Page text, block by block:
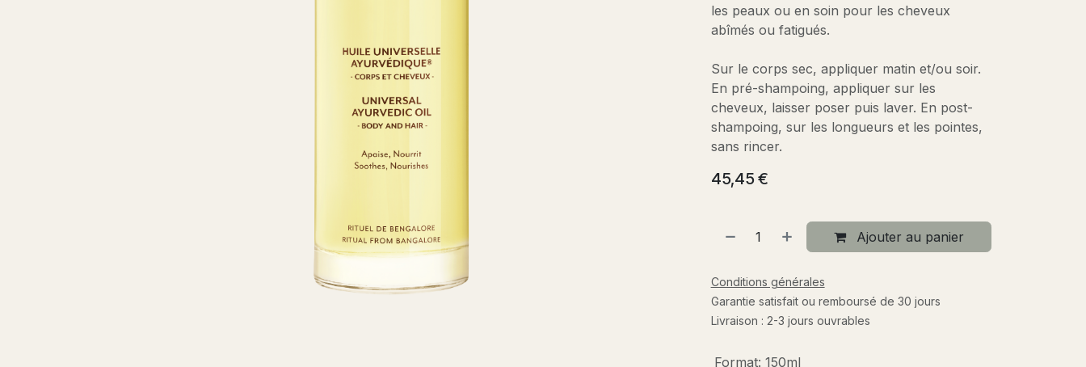
les peaux ou en soin pour les cheveux
abîmés ou fatigués.
Sur le corps sec, appliquer matin et/ou soir.
En pré-shampoing, appliquer sur les
cheveux, laisser poser puis laver. En post-
shampoing, sur les longueurs et les pointes,
sans rincer.
45,45 €
Ajouter au panier
Conditions générales
Garantie satisfait ou remboursé de 30 jours
Livraison : 2-3 jours ouvrables
Format:150ml